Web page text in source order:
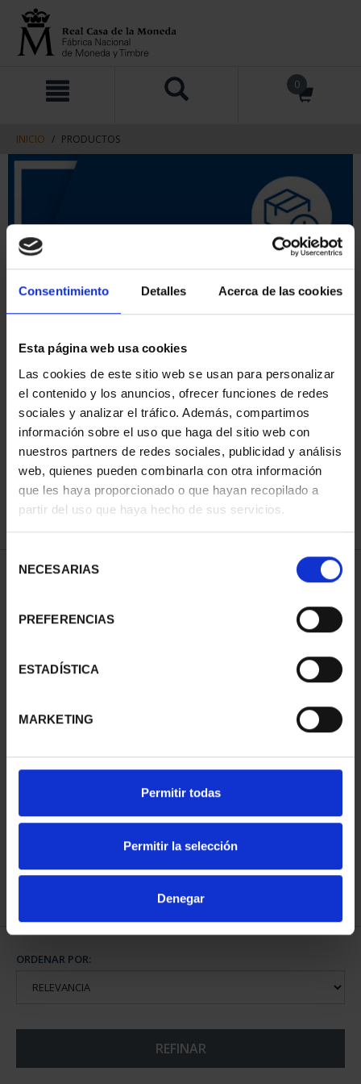
Consentimiento Detalles Acerca de las cookies
Esta página web usa cookies
Las cookies de este sitio web se usan para personalizar
el contenido y los anuncios, ofrecer funciones de redes
sociales y analizar el tráfico. Además, compartimos
información sobre el uso que haga del sitio web con
nuestros partners de redes sociales, publicidad y análisis
web, quienes pueden combinarla con otra información
que les haya proporcionado o que hayan recopilado a
partir del uso que haya hecho de sus servicios.
NECESARIAS
PREFERENCIAS
ESTADÍSTICA
MARKETING
Permitir todas
Permitir la selección
Denegar
contenido
navegacin
0
INICIO PRODUCTOS
ORDENAR POR:
REFINAR
1 Productos encontrados
CIUDADES PATRIMONIO
73,00 €
ORDENAR POR:
REFINAR